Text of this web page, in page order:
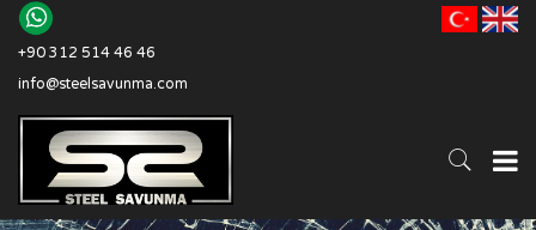
+90 312 514 46 46
info@steelsavunma.com